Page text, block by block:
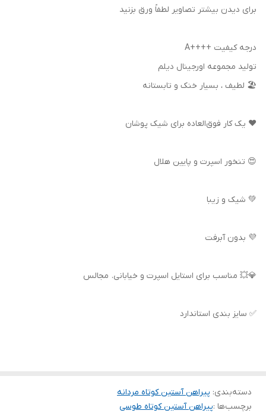
برای دیدن بیشتر تصاویر لطفاً ورق بزنید
درجه کیفیت ++++A
تولید مجموعه اورجینال دیلم
🏖️ لطیف ، بسیار خنک و تابستانه
❤️ یک کار فوق‌العاده برای شیک پوشان
😍 تنخور اسپرت و پایین هلال
💚 شیک و زیبا
💜 بدون آبرفت
💎💥 مناسب برای استایل اسپرت و خیابانی. مجالس
✅ سایز بندی استاندارد
دسته‌بندی: پیراهن آستین کوتاه مردانه
برچسب‌ها :پیراهن آستین کوتاه طوسی